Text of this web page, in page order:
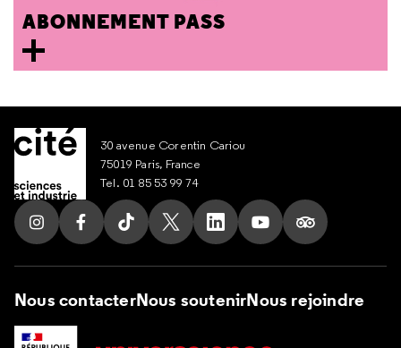
ABONNEMENT PASS
30 avenue Corentin Cariou
75019 Paris, France
Tel. 01 85 53 99 74
Suivez nous sur Instagram
Suivez nous sur Facebook
Suivez nous sur Tik Tok
Suivez nous sur X
Suivez nous sur LinkedIn
Suivez nous sur
Suivez nous
Nous contacterNous soutenirNous rejoindre